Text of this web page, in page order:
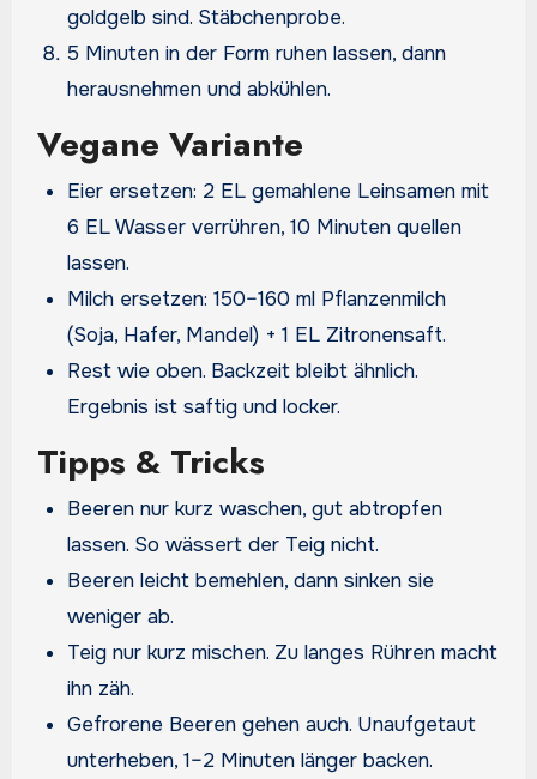
goldgelb sind. Stäbchenprobe.
5 Minuten in der Form ruhen lassen, dann
herausnehmen und abkühlen.
Vegane Variante
Eier ersetzen: 2 EL gemahlene Leinsamen mit
6 EL Wasser verrühren, 10 Minuten quellen
lassen.
Milch ersetzen: 150–160 ml Pflanzenmilch
(Soja, Hafer, Mandel) + 1 EL Zitronensaft.
Rest wie oben. Backzeit bleibt ähnlich.
Ergebnis ist saftig und locker.
Tipps & Tricks
Beeren nur kurz waschen, gut abtropfen
lassen. So wässert der Teig nicht.
Beeren leicht bemehlen, dann sinken sie
weniger ab.
Teig nur kurz mischen. Zu langes Rühren macht
ihn zäh.
Gefrorene Beeren gehen auch. Unaufgetaut
unterheben, 1–2 Minuten länger backen.